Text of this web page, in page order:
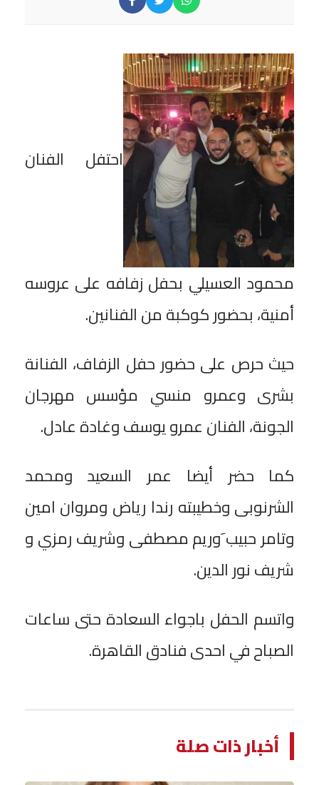
احتفل الفنان
محمود العسيلي بحفل زفافه على عروسه
أمنية، بحضور كوكبة من الفنانين.
حيث حرص على حضور حفل الزفاف، الفنانة
بشرى وعمرو منسي مؤسس مهرجان
الجونة، الفنان عمرو يوسف وغادة عادل.
كما حضر أيضا عمر السعيد ومحمد
الشرنوبى وخطيبته رندا رياض ومروان امين
وتامر حبيب َوريم مصطفى وشريف رمزي و
شريف نور الدين.
واتسم الحفل باجواء السعادة حتى ساعات
الصباح في احدى فنادق القاهرة.
أخبار ذات صلة